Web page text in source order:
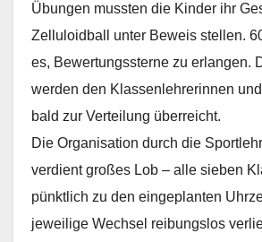
Übungen mussten die Kinder ihr
Zelluloidball unter Beweis stellen.
es, Bewertungssterne zu erlangen.
werden den Klassenlehrerinnen
bald zur Verteilung überreicht.
Die Organisation durch die
verdient großes Lob – alle sieben
pünktlich zu den eingeplanten
jeweilige Wechsel reibungslos